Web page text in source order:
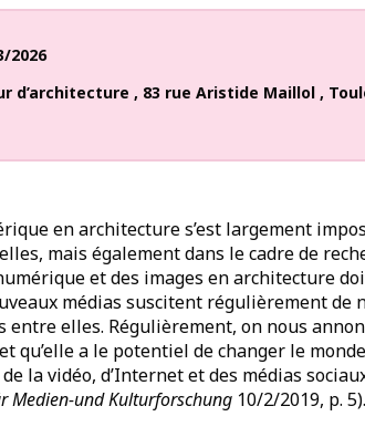
2026
d’architecture , 83 rue Aristide Maillol ,
en architecture s’est largement
mais également dans le cadre de
et des images en architecture
médias suscitent régulièrement de
elles. Régulièrement, on nous
qu’elle a le potentiel de changer le
la vidéo, d’Internet et des médias
Medien-und Kulturforschung 10/2/2019, p. 5).